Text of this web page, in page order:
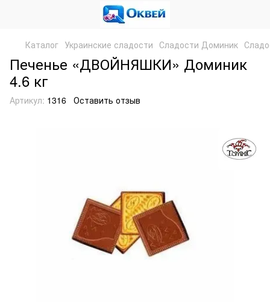
Каталог Украинские сладости Сладости Доминик
Печенье «ДВОЙНЯШКИ» Доминик
4.6 кг
Артикул: 1316 Оставить отзыв